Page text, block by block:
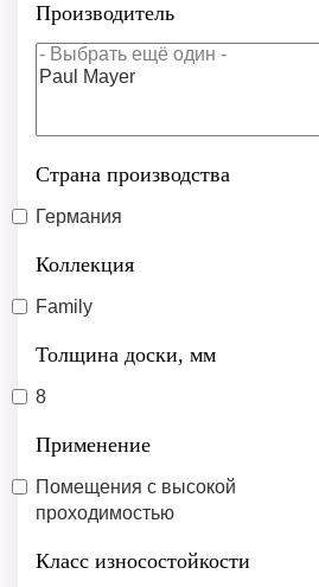
Производитель
Страна производства
Германия
Коллекция
Family
Толщина доски, мм
8
Применение
Помещения с высокой
проходимостью
Класс износостойкости